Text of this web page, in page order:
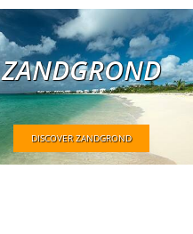
ZANDGROND
DISCOVER ZANDGROND